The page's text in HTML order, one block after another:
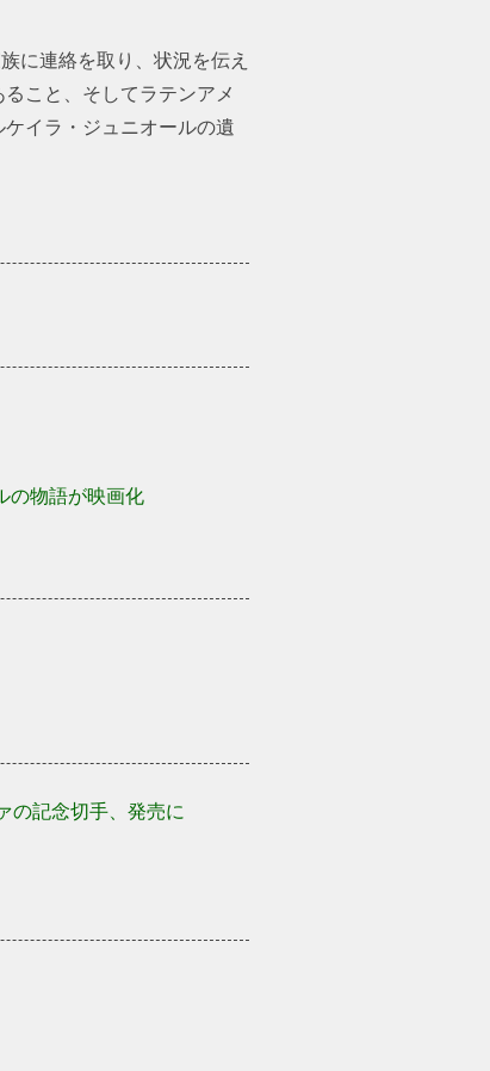
族に連絡を取り、状況を伝
ること、そしてラテンア
ケイラ・ジュニオールの
の物語が映画化
の記念切手、発売に